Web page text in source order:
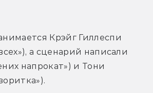
Крэйг Гиллеспи
а сценарий написали
напрокат») и Тони